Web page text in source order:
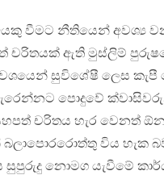
වීමට නීතියෙන් අවශ්‍ය
චරිතයක් ඇති මුස්ලිම්
සුවිශේෂී ලෙස
පොදුවේ
චරිතය හැර වෙනත්
විය හැක
සුපුරුදු නොමග යැවීමේ